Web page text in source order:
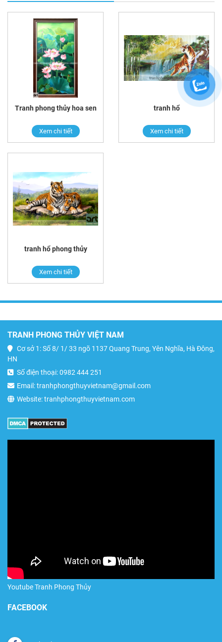
Tranh phong thủy hoa sen
Xem chi tiết
tranh hổ
Xem chi tiết
tranh hổ phong thủy
Xem chi tiết
TRANH PHONG THỦY VIỆT NAM
Cơ sở 1: Số 8/ 1/ 33 ngõ 1137 Quang Trung, Yên Nghĩa, Hà Đông,
HN
Số điện thoại: 0982 444 251
Email: tranhphongthuyvietnam@gmail.com
Website: tranhphongthuyvietnam.com
Youtube Tranh Phong Thủy
FACEBOOK